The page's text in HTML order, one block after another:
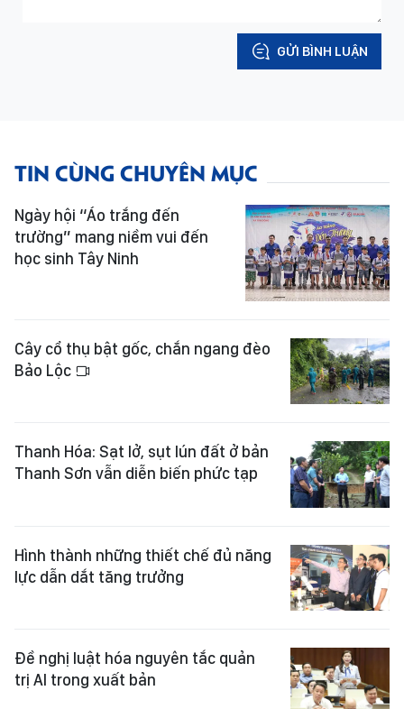
GỬI BÌNH LUẬN
TIN CÙNG CHUYÊN MỤC
Ngày hội “Áo trắng đến
trường” mang niềm vui đến
học sinh Tây Ninh
Cây cổ thụ bật gốc, chắn ngang đèo
Bảo Lộc
Thanh Hóa: Sạt lở, sụt lún đất ở bản
Thanh Sơn vẫn diễn biến phức tạp
Hình thành những thiết chế đủ năng
lực dẫn dắt tăng trưởng
Đề nghị luật hóa nguyên tắc quản
trị AI trong xuất bản